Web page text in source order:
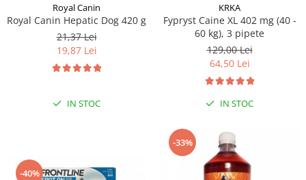
Royal Canin
Royal Canin Hepatic Dog 420 g
21,37 Lei
19,87 Lei
IN STOC
KRKA
Fypryst Caine XL 402 mg (40 -
60 kg), 3 pipete
129,00 Lei
64,50 Lei
IN STOC
-40%
-33%